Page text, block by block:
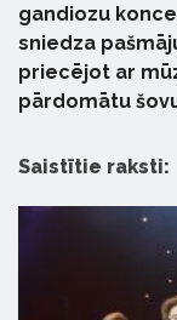
gandiozu
sniedza
priecējot ar
pārdomātu
Saistītie raksti: